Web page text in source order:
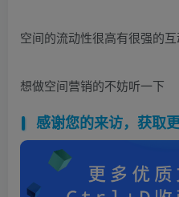
空间的流动性很高有很强的互
想做空间营销的不妨听一下
感谢您的来访，获取